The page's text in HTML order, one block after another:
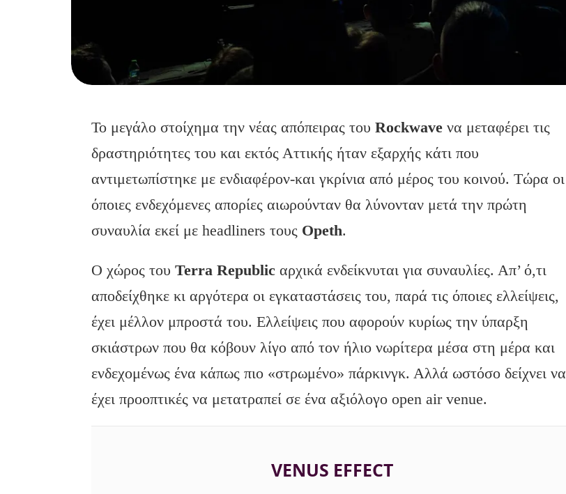
Το μεγάλο στοίχημα την νέας απόπειρας τουRockwave να μεταφέρει τις
δραστηριότητες του και εκτός Αττικής ήταν εξαρχής κάτι που
αντιμετωπίστηκε με ενδιαφέρον-και γκρίνια από μέρος του κοινού. Τώρα οι
όποιες ενδεχόμενες απορίες αιωρούνταν θα λύνονταν μετά την πρώτη
συναυλία εκεί με headliners τους Opeth.
Ο χώρος τουTerraRepublic αρχικά ενδείκνυται για συναυλίες. Απ’ ό,τι
αποδείχθηκε κι αργότερα οι εγκαταστάσεις του, παρά τις όποιες ελλείψεις,
έχει μέλλον μπροστά του. Ελλείψεις που αφορούν κυρίως την ύπαρξη
σκιάστρων που θα κόβουν λίγο από τον ήλιο νωρίτερα μέσα στη μέρα και
ενδεχομένως ένα κάπως πιο «στρωμένο» πάρκινγκ. Αλλά ωστόσο δείχνει να
έχει προοπτικές να μετατραπεί σε ένα αξιόλογο open air venue.
VENUS EFFECT